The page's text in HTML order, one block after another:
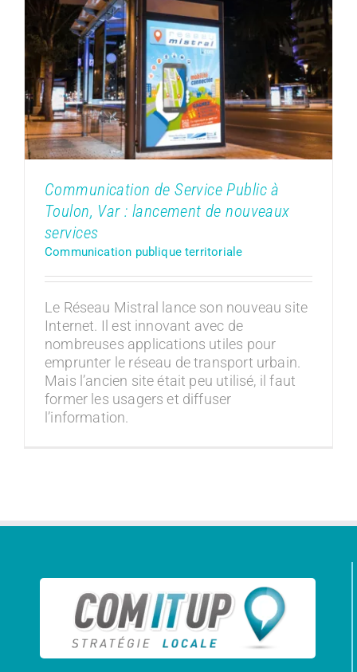
Communication de Service Public à
Toulon, Var : lancement de nouveaux
services
Communication publique territoriale
Communication de Service Public à
Toulon, Var : lancement de nouveaux
services
Communication publique territoriale
Le Réseau Mistral lance son nouveau site
Internet. Il est innovant avec de
nombreuses applications utiles pour
emprunter le réseau de transport urbain.
Mais l’ancien site était peu utilisé, il faut
former les usagers et diffuser
l’information.